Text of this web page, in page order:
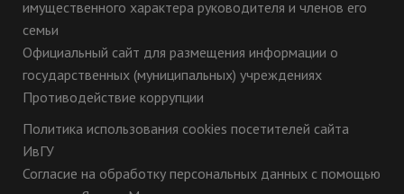
имущественного характера руководителя и членов его
семьи
Официальный сайт для размещения информации о
государственных (муниципальных) учреждениях
Противодействие коррупции
Политика использования cookies посетителей сайта
ИвГУ
Согласие на обработку персональных данных с помощью